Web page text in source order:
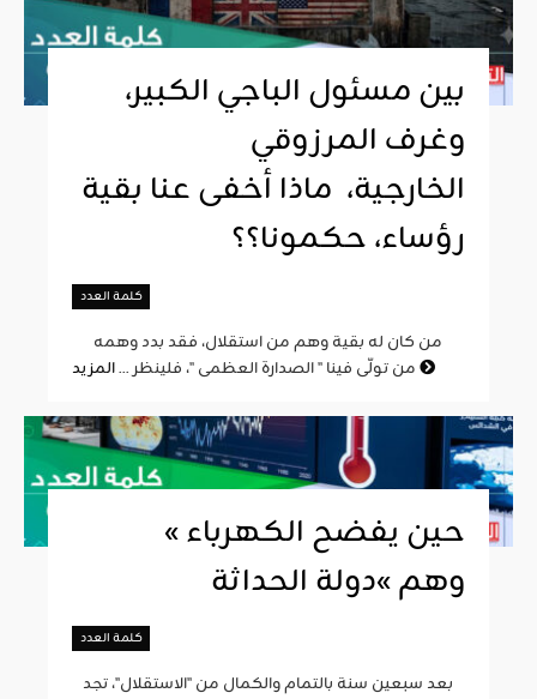
بين مسئول الباجي الكبير،
وغرف المرزوقي
الخارجية، ماذا أخفى عنا بقية
رؤساء، حكمونا؟؟
كلمة العدد
من تولّى فينا " الصدارة العظمى "، فلينظر ...
« حين يفضح الكهرباء
وهم »دولة الحداثة
كلمة العدد